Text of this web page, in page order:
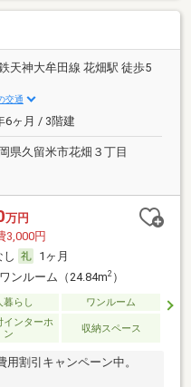
天神大牟田線 花畑駅 徒歩5
交通
6ヶ月 / 3階建
県久留米市花畑３丁目
万円
3,000円
し
1ヶ月
ンルーム（24.84m2）
暮らし ワンルーム
インターホ
ン
収納スペース
割引キャンペーン中。